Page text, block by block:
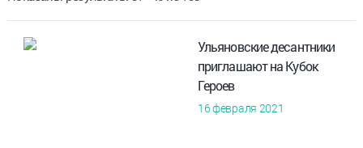
Ульяновские десантники
приглашают на Кубок
Героев
16 февраля 2021